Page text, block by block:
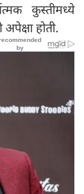
कुस्तीमध्ये
होती.